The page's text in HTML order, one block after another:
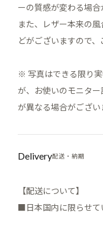
ーの質感が変わる場合
また、レザー本来の
どがございますので
※ 写真はできる限り
が、お使いのモニタ
が異なる場合がござい
Delivery配送・納期
【配送について】
■日本国内に限らせて